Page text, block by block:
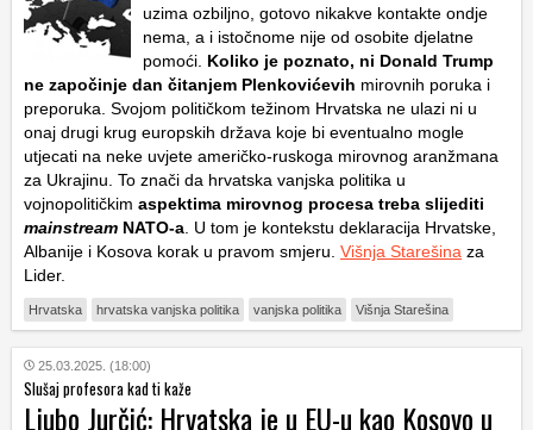
uzima ozbiljno, gotovo nikakve kontakte ondje
nema, a i istočnome nije od osobite djelatne
pomoći. Koliko je poznato, ni Donald Trump
ne započinje dan čitanjem Plenkovićevih mirovnih poruka i
preporuka. Svojom političkom težinom Hrvatska ne ulazi ni u
onaj drugi krug europskih država koje bi eventualno mogle
utjecati na neke uvjete američko-ruskoga mirovnog aranžmana
za Ukrajinu. To znači da hrvatska vanjska politika u
vojnopolitičkim aspektima mirovnog procesa treba slijediti
mainstream NATO-a . U tom je kontekstu deklaracija Hrvatske,
Albanije i Kosova korak u pravom smjeru. Višnja Starešina za
Lider.
Hrvatska hrvatska vanjska politika vanjska politika Višnja Starešina
25.03.2025. (18:00)
Slušaj profesora kad ti kaže
Ljubo Jurčić: Hrvatska je u EU-u kao Kosovo u